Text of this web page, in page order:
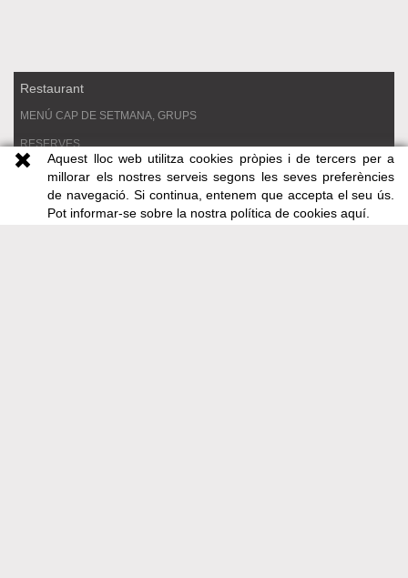
Restaurant
MENÚ CAP DE SETMANA, GRUPS
RESERVES
MENJAR PER EMPORTAR
VACANCES
Aquest lloc web utilitza cookies pròpies i de tercers per a
millorar els nostres serveis segons les seves preferències
de navegació. Si continua, entenem que accepta el seu ús.
Pot informar-se sobre la nostra política de cookiesaquí